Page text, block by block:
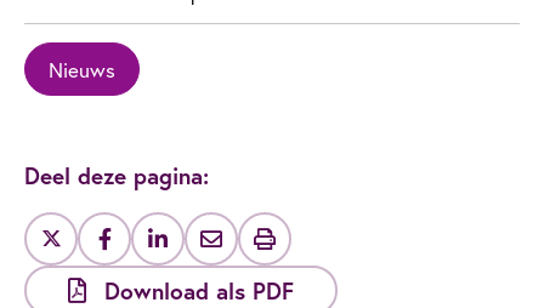
Nieuws
Deel deze pagina:
Download als PDF